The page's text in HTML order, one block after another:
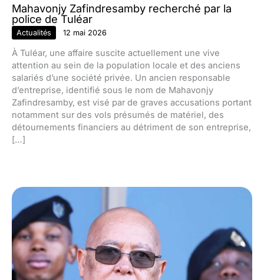
Mahavonjy Zafindresamby recherché par la
police de Tuléar
Actualités 12 mai 2026
À Tuléar, une affaire suscite actuellement une vive
attention au sein de la population locale et des anciens
salariés d’une société privée. Un ancien responsable
d’entreprise, identifié sous le nom de Mahavonjy
Zafindresamby, est visé par de graves accusations portant
notamment sur des vols présumés de matériel, des
détournements financiers au détriment de son entreprise,
[…]